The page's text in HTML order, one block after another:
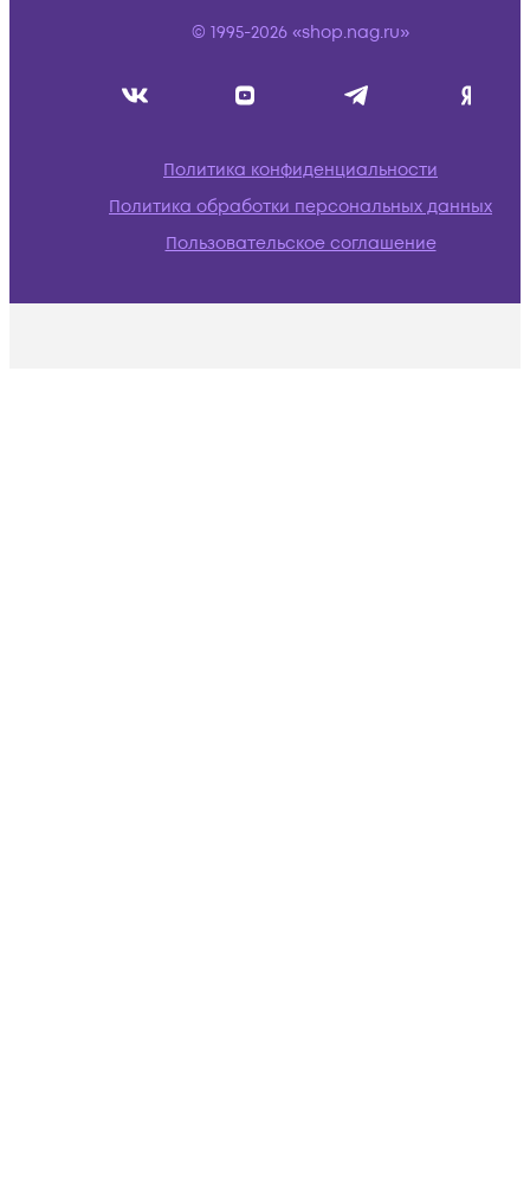
© 1995-2026 «shop.nag.ru»
Политика конфиденциальности
Политика обработки персональных данных
Пользовательское соглашение